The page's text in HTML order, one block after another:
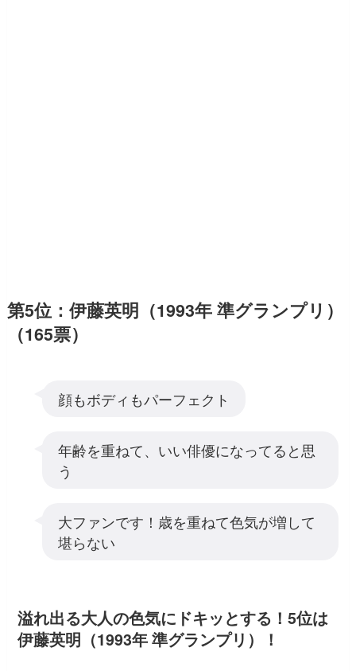
第5位：伊藤英明（1993年 準グランプリ）
（165票）
顔もボディもパーフェクト
年齢を重ねて、いい俳優になってると思
う
大ファンです！歳を重ねて色気が増して
堪らない
溢れ出る大人の色気にドキッとする！5位は
伊藤英明（1993年 準グランプリ）！